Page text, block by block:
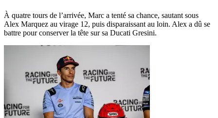
À quatre tours de l’arrivée, Marc a tenté sa chance, sautant sous
Alex Marquez au virage 12, puis disparaissant au loin. Alex a dû se
battre pour conserver la tête sur sa Ducati Gresini.